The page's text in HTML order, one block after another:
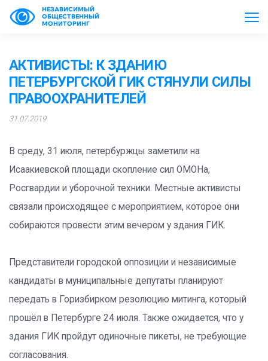
НЕЗАВИСИМЫЙ
ОБЩЕСТВЕННЫЙ
МОНИТОРИНГ
АКТИВИСТЫ: К ЗДАНИЮ
ПЕТЕРБУРГСКОЙ ГИК СТЯНУЛИ СИЛЫ
ПРАВООХРАНИТЕЛЕЙ
31.07.2019
В среду, 31 июля, петербуржцы заметили на
Исаакиевской площади скопление сил ОМОНа,
Росгвардии и уборочной техники. Местные активисты
связали происходящее с мероприятием, которое они
собираются провести этим вечером у здания ГИК.
Представители городской оппозиции и независимые
кандидаты в муниципальные депутаты планируют
передать в Горизбирком резолюцию митинга, который
прошёл в Петербурге 24 июля. Также ожидается, что у
здания ГИК пройдут одиночные пикеты, не требующие
согласования.